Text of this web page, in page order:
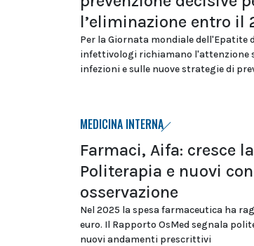
l’eliminazione entro il
Per la Giornata mondiale dell'Epatite
infettivologi richiamano l'attenzione
infezioni e sulle nuove strategie di
MEDICINA INTERNA
Farmaci, Aifa: cresce
Politerapia e nuovi
osservazione
Nel 2025 la spesa farmaceutica ha
euro. Il Rapporto OsMed segnala
nuovi andamenti prescrittivi